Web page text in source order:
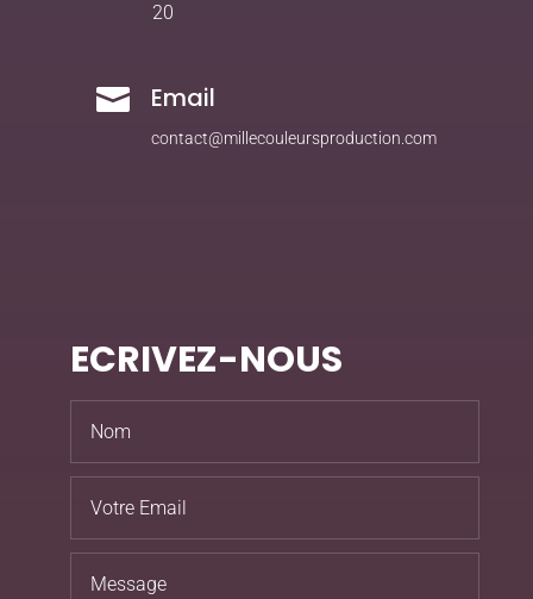
20
 Email
contact@millecouleursproduction.com
ECRIVEZ-NOUS